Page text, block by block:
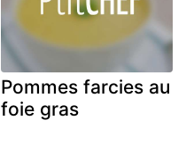
Pommes farcies au
foie gras